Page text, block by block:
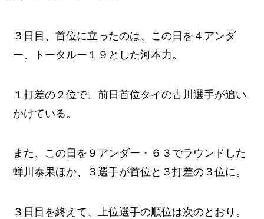
３日目、首位に立ったのは、この日を４アンダ
ー、トータルー１９とした河本力。
１打差の２位で、前日首位タイの古川選手が追い
かけている。
また、この日を９アンダー・６３でラウンドした
蝉川泰果ほか、３選手が首位と３打差の３位に。
３日目を終えて、上位選手の順位は次のとおり。